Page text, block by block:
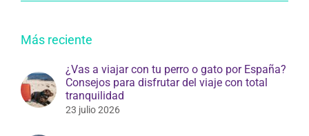
Más reciente
¿Vas a viajar con tu perro o gato por España?
Consejos para disfrutar del viaje con total
tranquilidad
23 julio 2026